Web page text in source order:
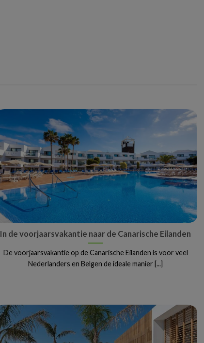
In de voorjaarsvakantie naar de Canarische Eilanden
De voorjaarsvakantie op de Canarische Eilanden is voor veel
Nederlanders en Belgen de ideale manier [...]